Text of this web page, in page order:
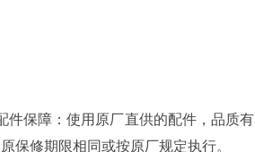
件保障：使用原厂直供的配件，品质有
保修期限相同或按原厂规定执行。